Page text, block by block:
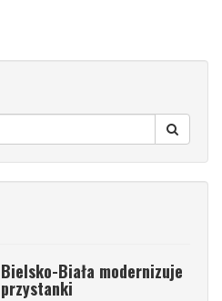
Bielsko-Biała modernizuje
przystanki